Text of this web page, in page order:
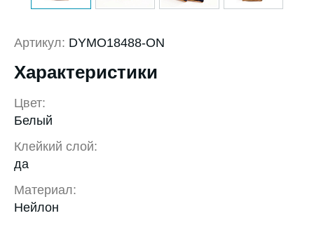
Артикул: DYMO18488-ON
Характеристики
Цвет:
Белый
Клейкий слой:
да
Материал:
Нейлон